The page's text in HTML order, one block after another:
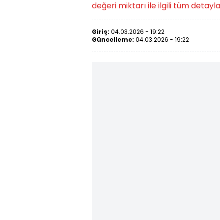
değeri miktarı ile ilgili tüm
Giriş: 04.03.2026 - 19:22
Güncelleme: 04.03.2026 - 19:22